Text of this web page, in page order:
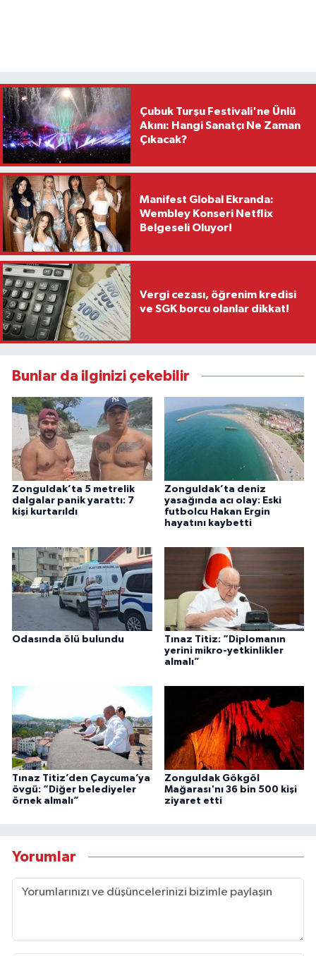
Çubuk Turşu Festivali'ne Ünlü
Akını: Hangi Sanatçı Ne Zaman
Çıkacak?
Manifest Global Ekranda:
Wembley Konseri Netflix
Belgeseli Oluyor!
Vergi cezası, öğrenim kredisi
ve SGK borcu olanlar dikkat!
Bunlar da ilginizi çekebilir
Zonguldak’ta 5 metrelik
dalgalar panik yarattı: 7
kişi kurtarıldı
Zonguldak’ta deniz
yasağında acı olay: Eski
futbolcu Hakan Ergin
hayatını kaybetti
Odasında ölü bulundu
Tınaz Titiz: “Diplomanın
yerini mikro-yetkinlikler
almalı”
Tınaz Titiz’den Çaycuma’ya
övgü: “Diğer belediyeler
örnek almalı”
Zonguldak Gökgöl
Mağarası'nı 36 bin 500 kişi
ziyaret etti
Yorumlar